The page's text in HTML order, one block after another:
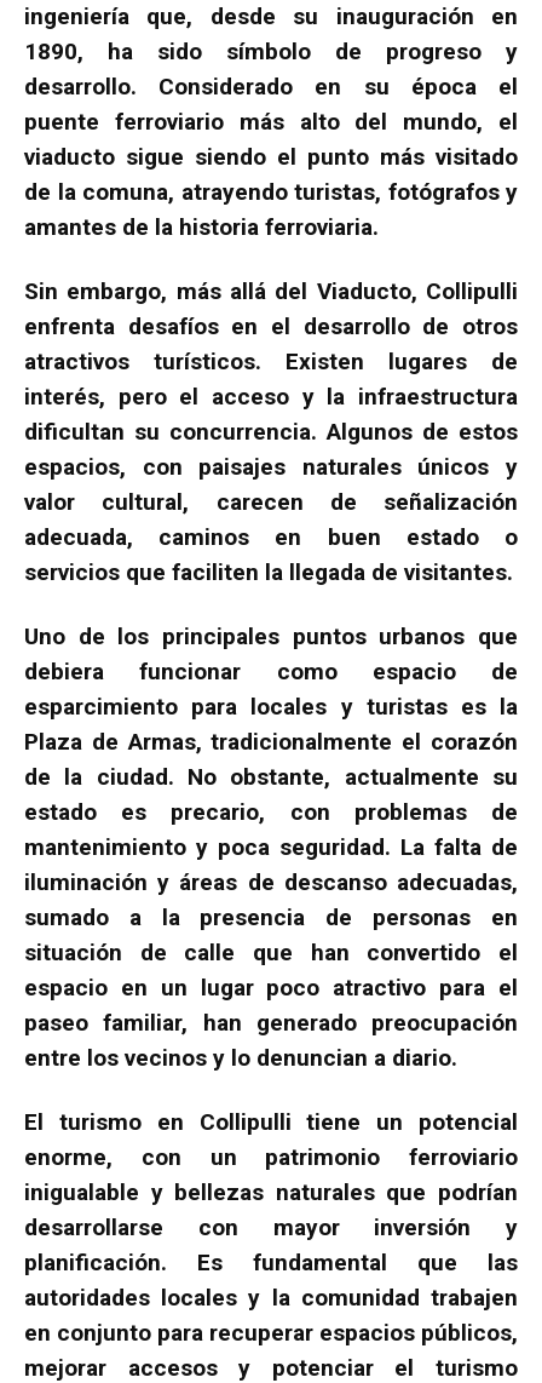
ingeniería que, desde su inauguración en
1890, ha sido símbolo de progreso y
desarrollo. Considerado en su época el
puente ferroviario más alto del mundo, el
viaducto sigue siendo el punto más visitado
de la comuna, atrayendo turistas, fotógrafos y
amantes de la historia ferroviaria.
Sin embargo, más allá del Viaducto, Collipulli
enfrenta desafíos en el desarrollo de otros
atractivos turísticos. Existen lugares de
interés, pero el acceso y la infraestructura
dificultan su concurrencia. Algunos de estos
espacios, con paisajes naturales únicos y
valor cultural, carecen de señalización
adecuada, caminos en buen estado o
servicios que faciliten la llegada de visitantes.
Uno de los principales puntos urbanos que
debiera funcionar como espacio de
esparcimiento para locales y turistas es la
Plaza de Armas, tradicionalmente el corazón
de la ciudad. No obstante, actualmente su
estado es precario, con problemas de
mantenimiento y poca seguridad. La falta de
iluminación y áreas de descanso adecuadas,
sumado a la presencia de personas en
situación de calle que han convertido el
espacio en un lugar poco atractivo para el
paseo familiar, han generado preocupación
entre los vecinos y lo denuncian a diario.
El turismo en Collipulli tiene un potencial
enorme, con un patrimonio ferroviario
inigualable y bellezas naturales que podrían
desarrollarse con mayor inversión y
planificación. Es fundamental que las
autoridades locales y la comunidad trabajen
en conjunto para recuperar espacios públicos,
mejorar accesos y potenciar el turismo